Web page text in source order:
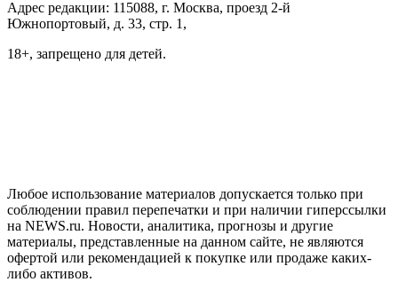
Адрес редакции: 115088, г. Москва, проезд 2-й
Южнопортовый, д. 33, стр. 1,
18+, запрещено для детей.
Любое использование материалов допускается только при
соблюдении правил перепечатки и при наличии гиперссылки
на NEWS.ru. Новости, аналитика, прогнозы и другие
материалы, представленные на данном сайте, не являются
офертой или рекомендацией к покупке или продаже каких-
либо активов.